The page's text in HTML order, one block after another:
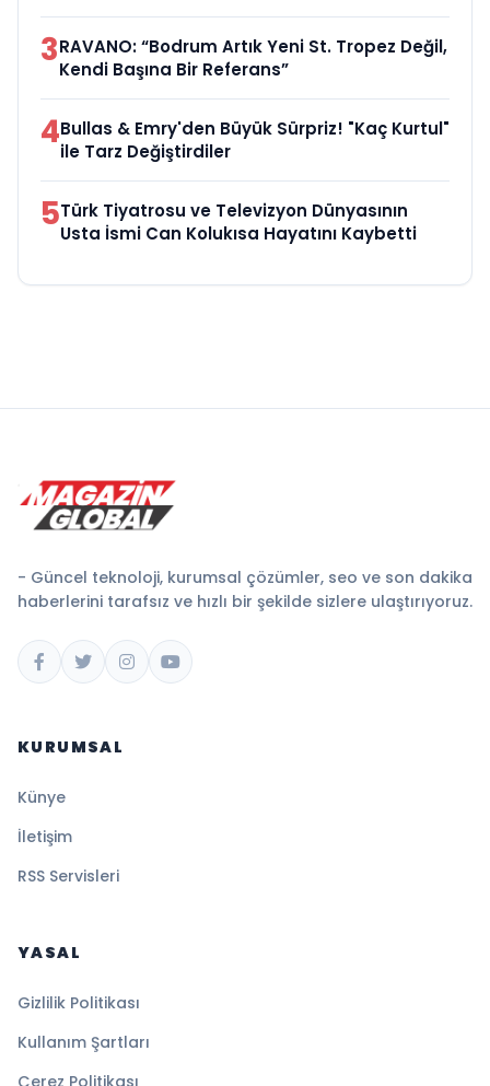
3RAVANO: “Bodrum Artık Yeni St. Tropez Değil,
Kendi Başına Bir Referans”
4Bullas & Emry'den Büyük Sürpriz! "Kaç Kurtul"
ile Tarz Değiştirdiler
5Türk Tiyatrosu ve Televizyon Dünyasının
Usta İsmi Can Kolukısa Hayatını Kaybetti
- Güncel teknoloji, kurumsal çözümler, seo ve son dakika
haberlerini tarafsız ve hızlı bir şekilde sizlere ulaştırıyoruz.
KURUMSAL
Künye
İletişim
RSS Servisleri
YASAL
Gizlilik Politikası
Kullanım Şartları
Çerez Politikası